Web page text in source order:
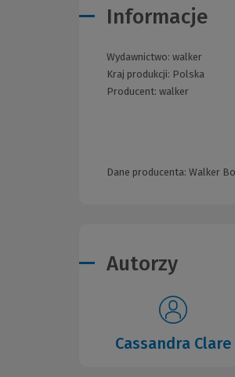
Informacje
Wydawnictwo: walker
Kraj produkcji: Polska
Producent: walker
Dane producenta: Walker
Autorzy
Cassandra Clare